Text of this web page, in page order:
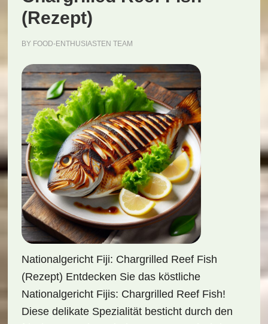
(Rezept)
BY FOOD-ENTHUSIASTEN TEAM
Nationalgericht Fiji: Chargrilled Reef Fish
(Rezept) Entdecken Sie das köstliche
Nationalgericht Fijis: Chargrilled Reef Fish!
Diese delikate Spezialität besticht durch den